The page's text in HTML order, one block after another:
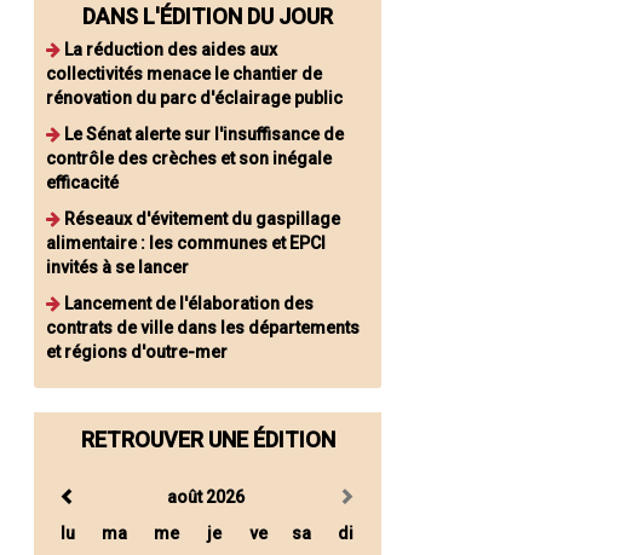
DANS L'ÉDITION DU JOUR
La réduction des aides aux
collectivités menace le chantier de
rénovation du parc d'éclairage public
Le Sénat alerte sur l'insuffisance de
contrôle des crèches et son inégale
efficacité
Réseaux d'évitement du gaspillage
alimentaire : les communes et EPCI
invités à se lancer
Lancement de l'élaboration des
contrats de ville dans les départements
et régions d'outre-mer
RETROUVER UNE ÉDITION
août 2026
lu
ma me je ve sa
di